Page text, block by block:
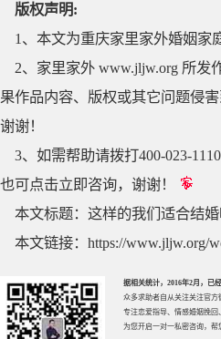
版权声明:
1、本文为重庆家里家外婚姻家
2、家里家外 www.jljw.org 所发
果作品内容、版权或其它问题侵
谢谢！
3、如需帮助请拨打400-023-
也可点击立即咨询，谢谢！
本文标题： 这样的我们适合结
本文链接： https://www.jljw.org/
据相关统计，2016年2月，已
众多求助者自从关注关注官方
专注恋爱指导、 情感婚姻挽回
为您开启一对一私密咨询，帮